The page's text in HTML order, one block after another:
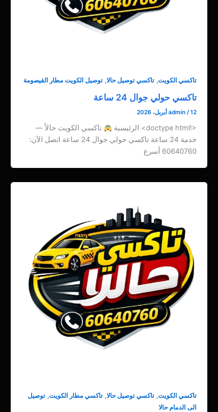
تاكسي الكويت,تاكسي توصيل حالا,توصيل الكويت مطار القيصومة
تاكسي حولي جوال 24 ساعة
admin /12 أبريل، 2026
<!doctype html> الرئيسية
تاكسي الكويت حالاً —
خدمة 24 ساعة تاكسي حولي جوال 24 ساعة اتصل الآن:
60640760 أسرع
تاكسي الكويت,تاكسي توصيل حالا,تاكسي مطار الكويت,توصيل
الى الدمام حالا